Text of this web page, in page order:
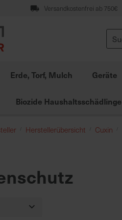
Versandkostenfrei ab 750€
Suche
Erde, Torf, Mulch Geräte
Biozide Haushaltsschädlinge
Herstellerübersicht Cuxin